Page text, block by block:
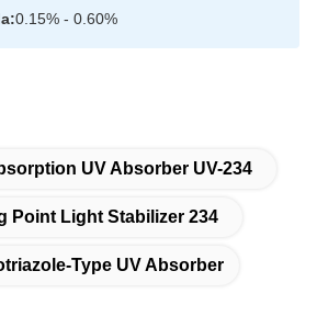
0.15% - 0.60%
UV Absorber UV-234
Point Light Stabilizer 234
Type UV Absorber